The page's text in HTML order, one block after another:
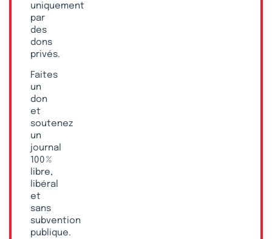
uniquement
par
des
dons
privés.
Faites
un
don
et
soutenez
un
journal
100 %
libre,
libéral
et
sans
subvention
publique.